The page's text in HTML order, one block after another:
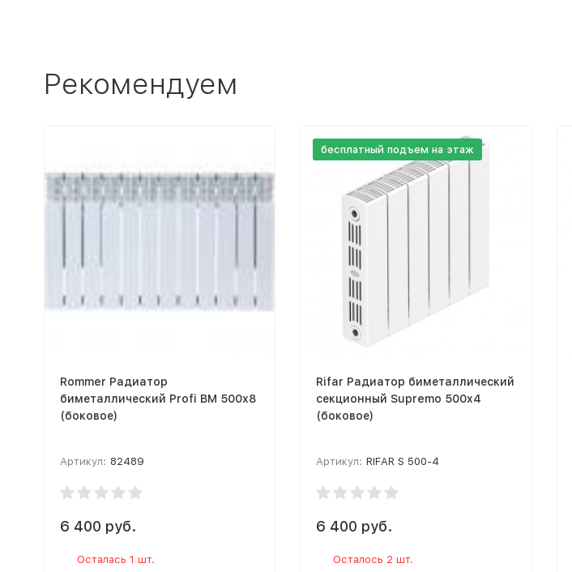
Рекомендуем
Rommer Радиатор
биметаллический Profi BM 500х8
(боковое)
Артикул: 82489
6 400 руб.
Осталась 1 шт.
бесплатный подъем на этаж
Rifar Радиатор биметаллический
секционный Supremo 500x4
(боковое)
Артикул: RIFAR S 500-4
6 400 руб.
Осталось 2 шт.